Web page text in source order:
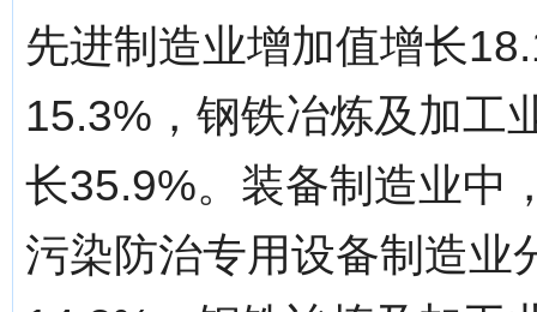
先进制造业增加值增长
15.3%，钢铁冶炼及加工
长35.9%。装备制造业中
污染防治专用设备制造业